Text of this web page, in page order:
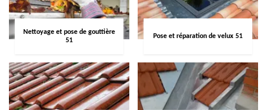
Nettoyage et pose de gouttière
51
Pose et réparation de velux 51